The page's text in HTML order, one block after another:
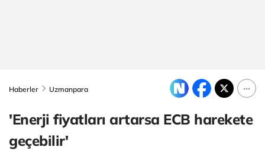
Haberler Uzmanpara
'Enerji fiyatları artarsa ECB harekete
geçebilir'